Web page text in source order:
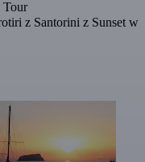
Tour
z Santorini z Sunset w